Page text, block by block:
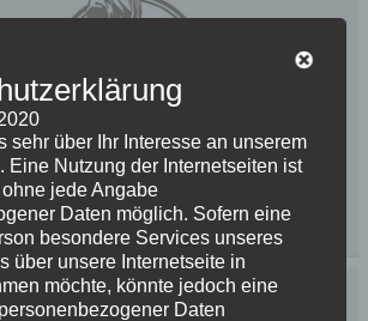
sehr über Ihr Interesse an unserem
Eine Nutzung der Internetseiten ist
jede Angabe
Daten möglich. Sofern eine
besondere Services unseres
über unsere Internetseite in
möchte, könnte jedoch eine
Daten